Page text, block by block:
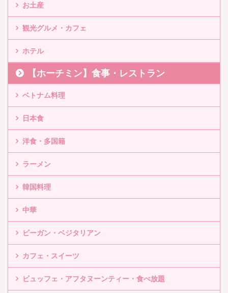
お土産
観光グルメ・カフェ
ホテル
【ホーチミン】食事・レストラン
ベトナム料理
日本食
洋食・多国籍
ラーメン
韓国料理
中華
ビーガン・ベジタリアン
カフェ・スイーツ
ビュッフェ・アフタヌーンティー・食べ放題